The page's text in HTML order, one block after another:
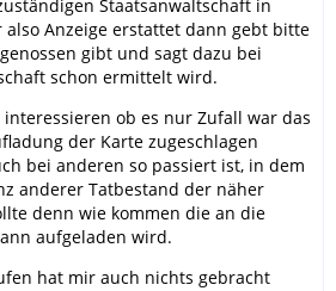
Staatsanwaltschaft in
also Anzeige erstattet dann gebt bitte
gibt und sagt dazu bei
schon ermittelt wird.
ob es nur Zufall war das
der Karte zugeschlagen
bei anderen so passiert ist, in dem
anderer Tatbestand der näher
denn wie kommen die an die
aufgeladen wird.
hat mir auch nichts gebracht